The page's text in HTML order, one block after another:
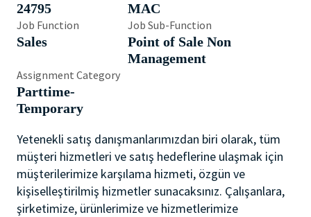
24795 MAC
Job Function
Sales
Job Sub-Function
Point of Sale Non
Management
Assignment Category
Parttime-
Temporary
Yetenekli satış danışmanlarımızdan biri olarak, tüm
müşteri hizmetleri ve satış hedeflerine ulaşmak için
müşterilerimize karşılama hizmeti, özgün ve
kişiselleştirilmiş hizmetler sunacaksınız. Çalışanlara,
şirketimize, ürünlerimize ve hizmetlerimize